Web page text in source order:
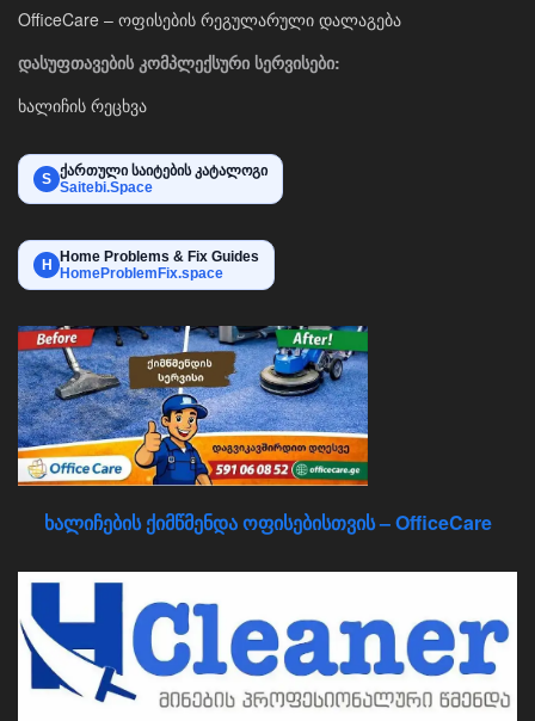
OfficeCare – ოფისების რეგულარული დალაგება
დასუფთავების კომპლექსური სერვისები:
ხალიჩის რეცხვა
S ქართული საიტების კატალოგი
Saitebi.Space
H
Home Problems & Fix Guides
HomeProblemFix.space
ხალიჩების ქიმწმენდა ოფისებისთვის – OfficeCare